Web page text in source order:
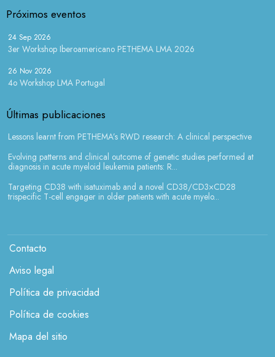
Próximos eventos
24 Sep 2026
3er Workshop Iberoamericano PETHEMA LMA 2026
26 Nov 2026
4o Workshop LMA Portugal
Últimas publicaciones
Lessons learnt from PETHEMA’s RWD research: A clinical perspective
Evolving patterns and clinical outcome of genetic studies performed at
diagnosis in acute myeloid leukemia patients: R...
Targeting CD38 with isatuximab and a novel CD38/CD3×CD28
trispecific T-cell engager in older patients with acute myelo...
Menú legales
Contacto
Aviso legal
Política de privacidad
Política de cookies
Mapa del sitio